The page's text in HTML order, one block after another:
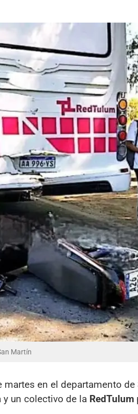
Martín
martes en el departamento de
un colectivo de la RedTulum